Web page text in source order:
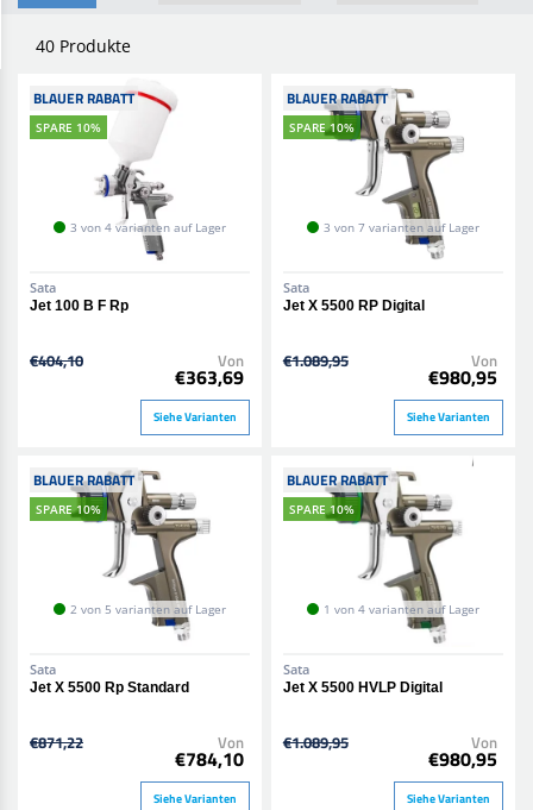
40 Produkte
BLAUER RABATT
SPARE 10%
3 von 4 varianten auf Lager
Sata
Jet 100 B F Rp
€404,10 Von
€363,69
Siehe Varianten
BLAUER RABATT
SPARE 10%
3 von 7 varianten auf Lager
Sata
Jet X 5500 RP Digital
€1.089,95 Von
€980,95
Siehe Varianten
BLAUER RABATT
SPARE 10%
2 von 5 varianten auf Lager
Sata
Jet X 5500 Rp Standard
€871,22 Von
€784,10
Siehe Varianten
BLAUER RABATT
SPARE 10%
1 von 4 varianten auf Lager
Sata
Jet X 5500 HVLP Digital
€1.089,95 Von
€980,95
Siehe Varianten